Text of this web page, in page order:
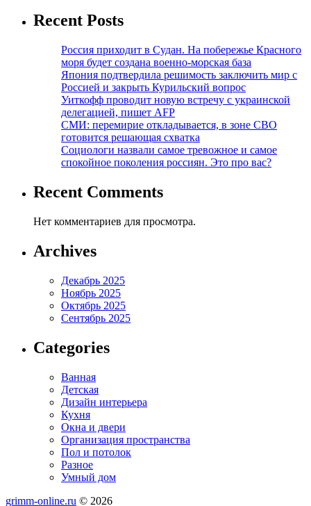
Recent Posts
Россия приходит в Судан. На побережье Красного
моря будет создана военно-морская база
Япония подтвердила решимость заключить мир с
Россией и закрыть Курильский вопрос
Уиткофф проводит новую встречу с украинской
делегацией, пишет AFP
СМИ: перемирие откладывается, в зоне СВО
готовится решающая схватка
Социологи назвали самое тревожное и самое
спокойное поколения россиян. Это про вас?
Recent Comments
Нет комментариев для просмотра.
Archives
Декабрь 2025
Ноябрь 2025
Октябрь 2025
Сентябрь 2025
Categories
Ванная
Детская
Дизайн интерьера
Кухня
Окна и двери
Организация пространства
Пол и потолок
Разное
Умный дом
grimm-online.ru © 2026